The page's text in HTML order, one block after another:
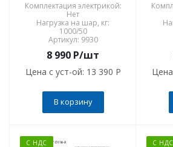
Комплектация электрикой:
Нет
Нагрузка на шар, кг:
1000/50
Артикул: 9930
8 990 P/шт
Цена с уст-ой: 13 390 P
В корзину
С НДС С НДС